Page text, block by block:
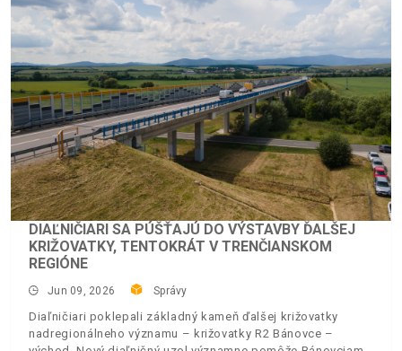
DIAĽNIČIARI SA PÚŠŤAJÚ DO VÝSTAVBY ĎALŠEJ
KRIŽOVATKY, TENTOKRÁT V TRENČIANSKOM
REGIÓNE
Jun 09, 2026 Správy
Diaľničiari poklepali základný kameň ďalšej križovatky
nadregionálneho významu – križovatky R2 Bánovce –